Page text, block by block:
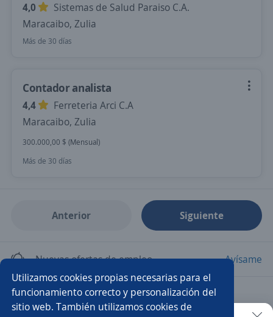
Utilizamos cookies propias necesarias para el
funcionamiento correcto y personalización del
sitio web. También utilizamos cookies de
4,0
Sistemas de Salud Paraiso C.A.
Maracaibo, Zulia
Más de 30 días
Contador analista
4,4
Ferreteria Arci C.A
Maracaibo, Zulia
300.000,00 $ (Mensual)
Más de 30 días
Anterior Siguiente
Nuevas ofertas de empleo Avísame
Empleos similares